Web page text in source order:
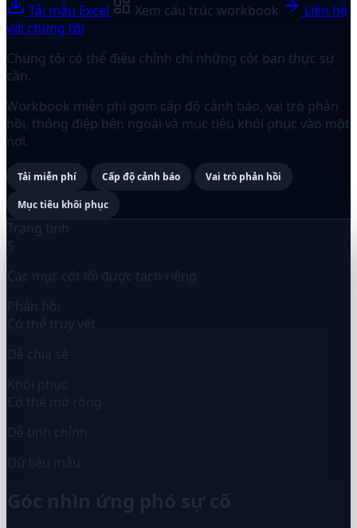
Tải mẫu Excel Xem cấu trúc workbook
Liên hệ
với chúng tôi
Chúng tôi có thể điều chỉnh chỉ những cột bạn thực sự
cần.
Workbook miễn phí gom cấp độ cảnh báo, vai trò phản
hồi, thông điệp bên ngoài và mục tiêu khôi phục vào một
nơi.
Tải miễn phí Cấp độ cảnh báo Vai trò phản hồi
Mục tiêu khôi phục
Trang tính
5
Các mục cốt lõi được tách riêng
Phản hồi
Có thể truy vết
Dễ chia sẻ
Khôi phục
Có thể mở rộng
Dễ tinh chỉnh
Dữ liệu mẫu
Góc nhìn ứng phó sự cố